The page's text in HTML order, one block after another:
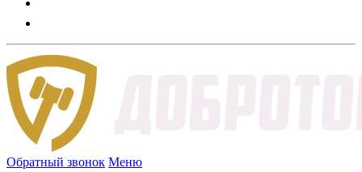
Обратный звонок Меню